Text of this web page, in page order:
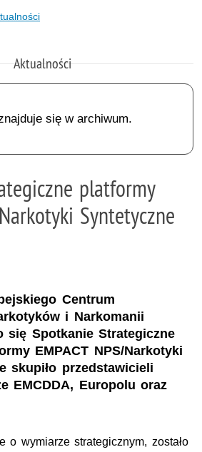
Aktualności
się w archiwum.
platformy
Syntetyczne
Centrum
i Narkomanii
się Spotkanie Strategiczne
EMPACT NPS/Narkotyki
skupiło przedstawicieli
EMCDDA, Europolu oraz
o wymiarze strategicznym, zostało